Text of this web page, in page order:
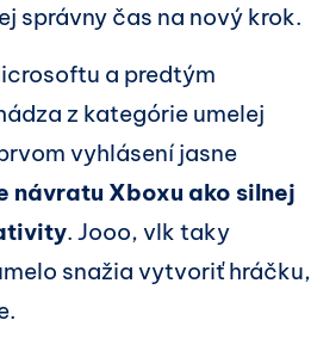
správny čas na nový krok.
a predtým
z kategórie umelej
vyhlásení jasne
návratu Xboxu ako silnej
. Jooo, vlk taky
snažia vytvoriť hráčku,